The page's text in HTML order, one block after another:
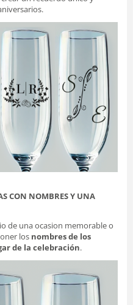
.
CON NOMBRES Y UNA
de una ocasion memorable o
los nombres de los
de la celebración.